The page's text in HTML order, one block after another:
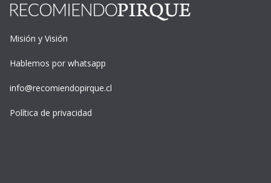
Misión y Visión
Hablemos por whatsapp
info@recomiendopirque.cl
Política de privacidad